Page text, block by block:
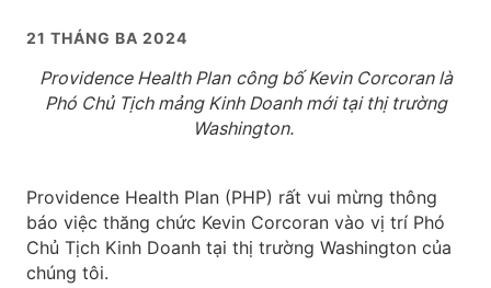
21 THÁNG BA 2024
Providence Health Plan công bố Kevin Corcoran là
Phó Chủ Tịch mảng Kinh Doanhmới tại thị trường
Washington.
Providence Health Plan (PHP) rất vui mừng thông
báo việc thăng chức Kevin Corcoran vào vị trí Phó
Chủ Tịch Kinh Doanh tại thị trường Washington của
chúng tôi.